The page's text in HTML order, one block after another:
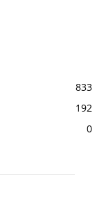
833
192
0